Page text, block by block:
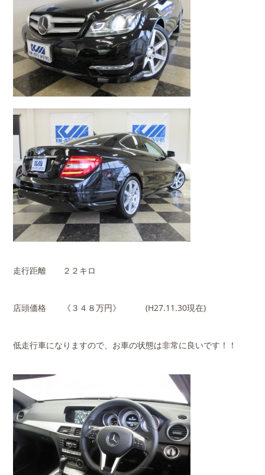
走行距離 ２２キロ
店頭価格 《３４８万円》 (H27.11.30現在)
低走行車になりますので、お車の状態は非常に良いです！！